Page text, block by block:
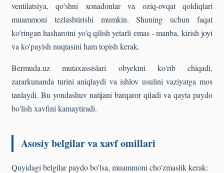
ventilatsiya, qo'shni xonadonlar va oziq-ovqat qoldiqlari
muammoni tezlashtirishi mumkin. Shuning uchun faqat
ko'ringan hasharotni yo'q qilish yetarli emas - manba, kirish joyi
va ko'payish nuqtasini ham topish kerak.
Bermuda.uz mutaxassislari obyektni ko'rib chiqadi,
zararkunanda turini aniqlaydi va ishlov usulini vaziyatga mos
tanlaydi. Bu yondashuv natijani barqaror qiladi va qayta paydo
bo'lish xavfini kamaytiradi.
Asosiy belgilar va xavf omillari
Quyidagi belgilar paydo bo'lsa, muammoni cho'zmaslik kerak: